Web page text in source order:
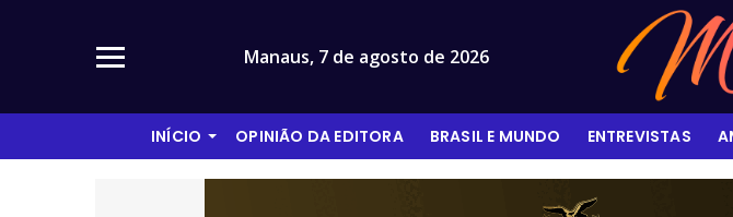
Manaus, 7 de agosto de 2026
INÍCIO OPINIÃO DA EDITORA BRASIL E MUNDO ENTREVISTAS